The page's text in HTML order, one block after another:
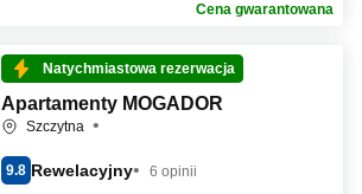
Cena gwarantowana
Natychmiastowa rezerwacja
Apartamenty MOGADOR
Szczytna
9.8 Rewelacyjny 6 opinii